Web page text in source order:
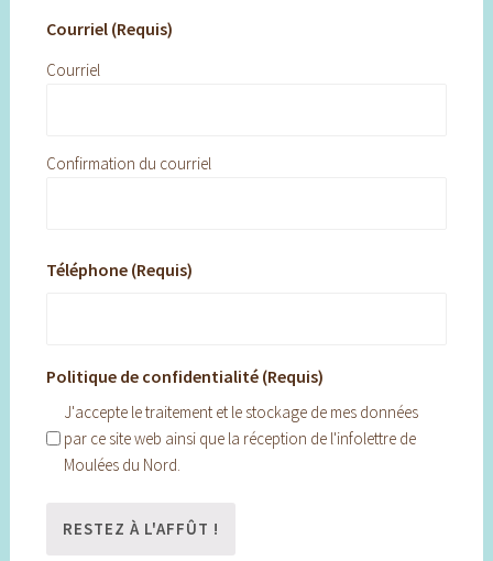
Courriel (Requis)
Courriel
Confirmation du courriel
Téléphone (Requis)
Politique de confidentialité (Requis)
J'accepte le traitement et le stockage de mes données
par ce site web ainsi que la réception de l'infolettre de
Moulées du Nord.